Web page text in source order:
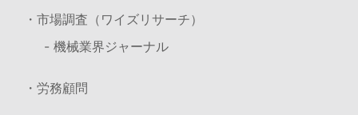
・市場調査（ワイズリサーチ）
- 機械業界ジャーナル
・労務顧問